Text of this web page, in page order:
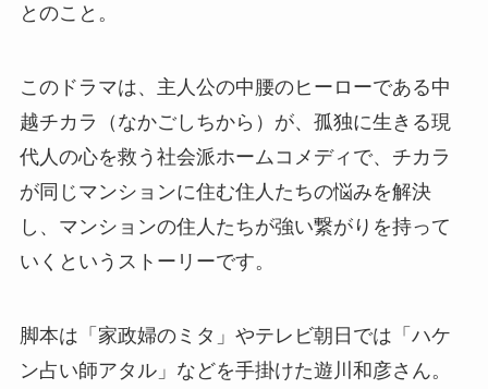
とのこと。
このドラマは、主人公の中腰のヒーローである中
越チカラ（なかごしちから）が、孤独に生きる現
代人の心を救う社会派ホームコメディで、チカラ
が同じマンションに住む住人たちの悩みを解決
し、マンションの住人たちが強い繋がりを持って
いくというストーリーです。
脚本は「家政婦のミタ」やテレビ朝日では「ハケ
ン占い師アタル」などを手掛けた遊川和彦さん。